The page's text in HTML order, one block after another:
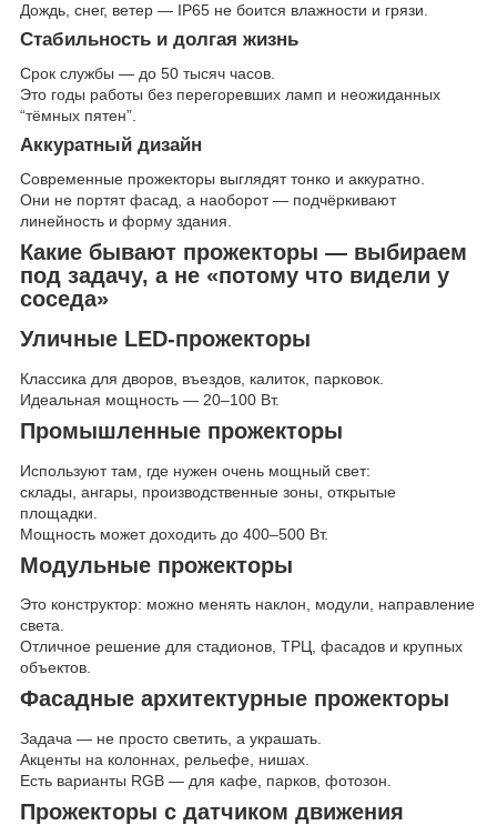
Дождь, снег, ветер — IP65 не боится влажности и грязи.
Стабильность и долгая жизнь
Срок службы — до 50 тысяч часов.
Это годы работы без перегоревших ламп и неожиданных
“тёмных пятен”.
Аккуратный дизайн
Современные прожекторы выглядят тонко и аккуратно.
Они не портят фасад, а наоборот — подчёркивают
линейность и форму здания.
Какие бывают прожекторы — выбираем
под задачу, а не «потому что видели у
соседа»
Уличные LED-прожекторы
Классика для дворов, въездов, калиток, парковок.
Идеальная мощность — 20–100 Вт.
Промышленные прожекторы
Используют там, где нужен очень мощный свет:
склады, ангары, производственные зоны, открытые
площадки.
Мощность может доходить до 400–500 Вт.
Модульные прожекторы
Это конструктор: можно менять наклон, модули, направление
света.
Отличное решение для стадионов, ТРЦ, фасадов и крупных
объектов.
Фасадные архитектурные прожекторы
Задача — не просто светить, а украшать.
Акценты на колоннах, рельефе, нишах.
Есть варианты RGB — для кафе, парков, фотозон.
Прожекторы с датчиком движения